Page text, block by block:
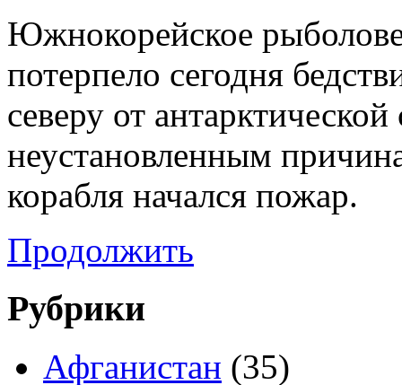
Южнокорейское
потерпело сегодня
северу от
неустановленным
корабля начался пожар.
Продолжить
Рубрики
Афганистан (35)